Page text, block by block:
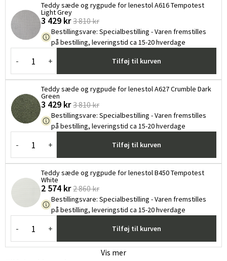
Teddy sæde og rygpude for lenestol A616 Tempotest
Light Grey
3 429 kr 3 810 kr
Bestillingsvare: Specialbestilling - Varen fremstilles
på bestilling, leveringstid ca 15-20 hverdage
- + Tilføj til kurven
Teddy sæde og rygpude for lenestol A627 Crumble Dark
Green
3 429 kr 3 810 kr
Bestillingsvare: Specialbestilling - Varen fremstilles
på bestilling, leveringstid ca 15-20 hverdage
- + Tilføj til kurven
Teddy sæde og rygpude for lenestol B450 Tempotest
White
2 574 kr 2 860 kr
Bestillingsvare: Specialbestilling - Varen fremstilles
på bestilling, leveringstid ca 15-20 hverdage
- + Tilføj til kurven
Vis mer